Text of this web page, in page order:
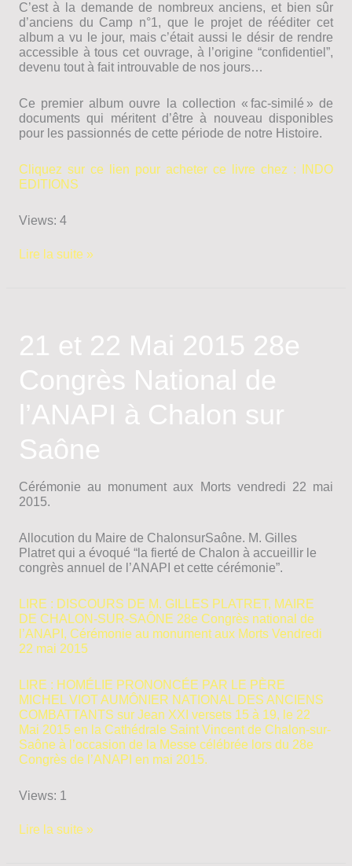
C’est à la demande de nombreux anciens, et bien sûr
d’anciens du Camp n°1, que le projet de rééditer cet
album a vu le jour, mais c’était aussi le désir de rendre
accessible à tous cet ouvrage, à l’origine “confidentiel”,
devenu tout à fait introuvable de nos jours…
Ce premier album ouvre la collection « fac-similé » de
documents qui méritent d’être à nouveau disponibles
pour les passionnés de cette période de notre Histoire.
Cliquez sur ce lien pour acheter ce livre chez : INDO
EDITIONS
Views: 4
Vollaire
KA
NHA
Lire la suite »
21 et 22 Mai 2015 28e
Congrès National de
l’ANAPI à Chalon sur
Saône
Cérémonie au monument aux Morts vendredi 22 mai
2015.
Allocution du Maire de Chalon­sur­Saône. M. Gilles
Platret qui a évoqué “la fierté de Chalon à accueillir le
congrès annuel de l’ANAPI et cette cérémonie”.
LIRE : DISCOURS DE M. GILLES PLATRET, MAIRE
DE CHALON-SUR-SAÔNE 28e Congrès national de
l’ANAPI, Cérémonie au monument aux Morts Vendredi
22 mai 2015
LIRE : HOMÉLIE PRONONCÉE PAR LE PÈRE
MICHEL VIOT AUMÔNIER NATIONAL DES ANCIENS
COMBATTANTS sur Jean XXI versets 15 à 19, le 22
Mai 2015 en la Cathédrale Saint Vincent de Chalon-sur-
Saône à l’occasion de la Messe célébrée lors du 28e
Congrès de l’ANAPI en mai 2015.
Views: 1
21
Lire la suite »